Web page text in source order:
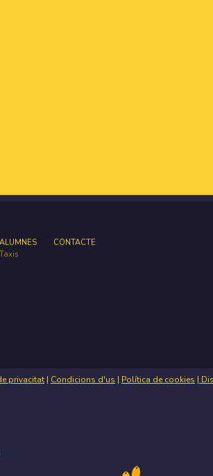
ALUMNES
Taxis
CONTACTE
privacitat | Condicions d'us | Política de cookies |